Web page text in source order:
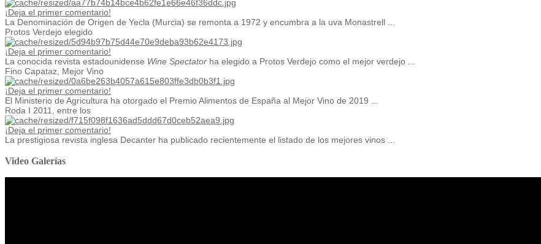
¡Deja el primer comentario!
La Denominación de Origen de Yecla (Murcia) se remonta a 1972 y encumbra a la uva Monastrell ...
Protos Verdejo elegido
¡Deja el primer comentario!
La conocida revista estadounidense Wine Spectator ha elegido a Protos Verdejo como el mejor verdejo ...
Fino Capataz, Mejor Vino
¡Deja el primer comentario!
El Ministerio de Agricultura ha otorgado el Premio Alimentos de España al Mejor Vino de 2019 ...
Roda I 2011, entre los
¡Deja el primer comentario!
La prestigiosa revista inglesa Decanter ha publicado recientemente el listado de los mejores vinos ...
Video Galerías